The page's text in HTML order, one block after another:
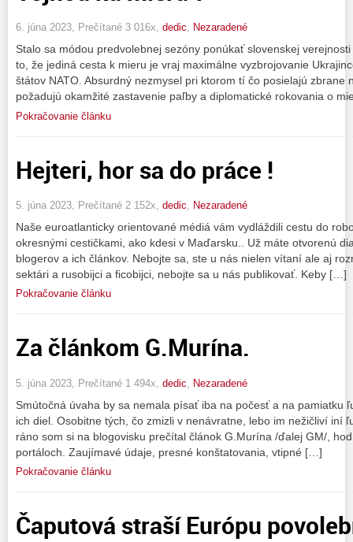
6. júna 2023, Prečítané 3 016x, dedic, Nezaradené
Stalo sa módou predvolebnej sezóny ponúkať slovenskej
to, že jediná cesta k mieru je vraj maximálne vyzbrojovanie
štátov NATO. Absurdný nezmysel pri ktorom tí čo posielajú zbrane
požadujú okamžité zastavenie paľby a diplomatické rokovania o
Pokračovanie článku
Hejteri, hor sa do práce !
5. júna 2023, Prečítané 2 152x, dedic, Nezaradené
Naše euroatlanticky orientované médiá vám vydláždili cestu do
okresnými cestičkami, ako kdesi v Maďarsku.. Už máte otvorenú
blogerov a ich článkov. Nebojte sa, ste u nás nielen vítaní ale aj
sektári a rusobijci a ficobijci, nebojte sa u nás publikovať. Keby […]
Pokračovanie článku
Za článkom G.Murína.
5. júna 2023, Prečítané 1 494x, dedic Nezaradené
Smútočná úvaha by sa nemala písať iba na počesť a na pamiatku
ich diel. Osobitne tých, čo zmizli v nenávratne, lebo im nežičliví iní
ráno som si na blogovisku prečítal článok G.Murína /ďalej GM/,
portáloch. Zaujímavé údaje, presné konštatovania, vtipné […]
Pokračovanie článku
Čaputová straší Európu